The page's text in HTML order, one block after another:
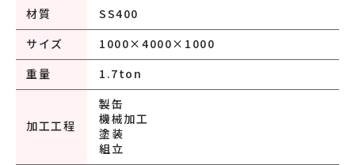
材質
SS400
サイズ
1000×4000×1000
重量
1.7ton
加工工程
製缶
機械加工
塗装
組立